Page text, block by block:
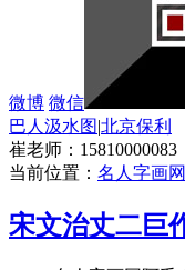
微博 微信
巴人汲水图|北京保利
崔老师：15810000083
当前位置： 名人字画网
宋文治丈二巨